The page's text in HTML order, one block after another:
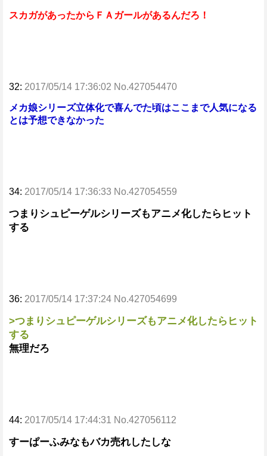
スカガがあったからＦＡガールがあるんだろ！
32: 2017/05/14 17:36:02 No.427054470
メカ娘シリーズ立体化で喜んでた頃はここまで人気になる
とは予想できなかった
34: 2017/05/14 17:36:33 No.427054559
つまりシュピーゲルシリーズもアニメ化したらヒット
する
36: 2017/05/14 17:37:24 No.427054699
>つまりシュピーゲルシリーズもアニメ化したらヒット
する
無理だろ
44: 2017/05/14 17:44:31 No.427056112
すーぱーふみなもバカ売れしたしな